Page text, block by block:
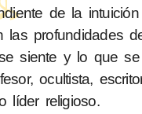
de la
las
siente y lo que se
ocultista,
líder religioso.